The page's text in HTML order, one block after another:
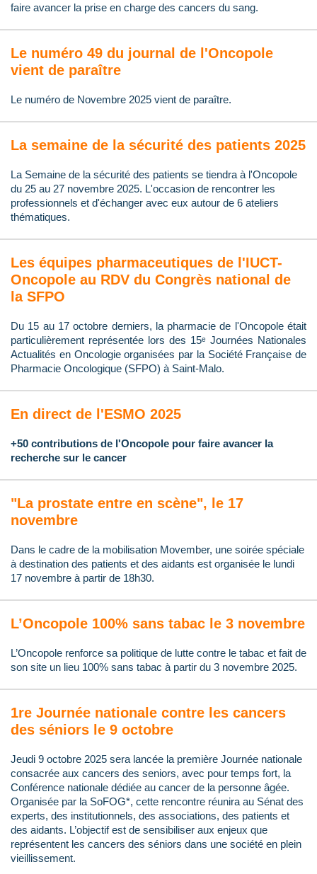
faire avancer la prise en charge des cancers du sang.
Le numéro 49 du journal de l'Oncopole
vient de paraître
Le numéro de Novembre 2025 vient de paraître.
La semaine de la sécurité des patients 2025
La Semaine de la sécurité des patients se tiendra à l'Oncopole
du 25 au 27 novembre 2025. L'occasion de rencontrer les
professionnels et d'échanger avec eux autour de 6 ateliers
thématiques.
Les équipes pharmaceutiques de l'IUCT-
Oncopole au RDV du Congrès national de
la SFPO
Du 15 au 17 octobre derniers, la pharmacie de l'Oncopole était
particulièrement représentée lors des 15ᵉ Journées Nationales
Actualités en Oncologie organisées par la Société Française de
Pharmacie Oncologique (SFPO) à Saint-Malo.
En direct de l'ESMO 2025
+50 contributions de l'Oncopole pour faire avancer la
recherche sur le cancer
"La prostate entre en scène", le 17
novembre
Dans le cadre de la mobilisation Movember, une soirée spéciale
à destination des patients et des aidants est organisée le lundi
17 novembre à partir de 18h30.
L’Oncopole 100% sans tabac le 3 novembre
L’Oncopole renforce sa politique de lutte contre le tabac et fait de
son site un lieu 100% sans tabac à partir du 3 novembre 2025.
1re Journée nationale contre les cancers
des séniors le 9 octobre
Jeudi 9 octobre 2025 sera lancée la première Journée nationale
consacrée aux cancers des seniors, avec pour temps fort, la
Conférence nationale dédiée au cancer de la personne âgée.
Organisée par la SoFOG*, cette rencontre réunira au Sénat des
experts, des institutionnels, des associations, des patients et
des aidants. L’objectif est de sensibiliser aux enjeux que
représentent les cancers des séniors dans une société en plein
vieillissement.